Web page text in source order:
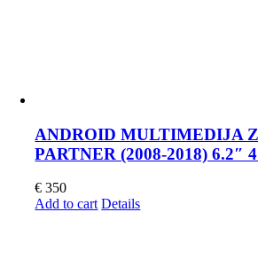
ANDROID MULTIMEDIJA
PARTNER (2008-2018) 6.2″
€ 350
Add to cart Details